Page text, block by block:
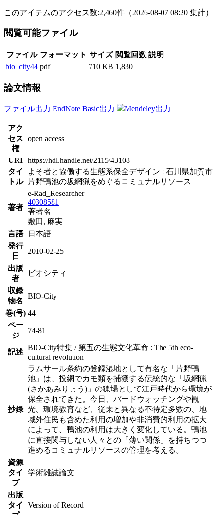
このアイテムのアクセス数:2,460件 （2026-08-07 08:20 集計）
閲覧可能ファイル
ファイル フォーマット サイズ 閲覧回数 説明
bio_city44 pdf 710 KB 1,830
論文情報
ファイル出力 EndNote Basic出力 Mendeley出力
アク
セス
権
open access
URI https://hdl.handle.net/2115/43108
タイ
トル
よそ者と協働する生態系保全デザイン : 石川県加賀市
片野鴨池の坂網猟をめぐるコミュナルリソース
著者
e-Rad_Researcher
40308581
著者名
敷田, 麻実
言語
日本語
発行
日
2010-02-25
出版
者
ビオシティ
収録
物名
BIO-City
巻(号) 44
ペー
ジ
74-81
記述
BIO-City特集 / 第五の生態文化革命 : The 5th eco-
cultural revolution
抄録
ラムサール条約の登録湿地として有名な「片野鴨
池」は、投網でカモ類を捕獲する伝統的な「坂網猟
(さかあみりょう)」の猟場として江戸時代から環境が
保全されてきた。今日、バードウォッチングや観
光、環境教育など、従来と異なる不特定多数の、地
域外住民も含めた利用の増加や非消費的利用の拡大
によって、鴨池の利用は大きく変化している。鴨池
に直接関与しない人々との「薄い関係」を持ちつつ
進めるコミュナルリソースの管理を考える。
資源
タイ
プ
学術雑誌論文
出版
タイ
Version of Record